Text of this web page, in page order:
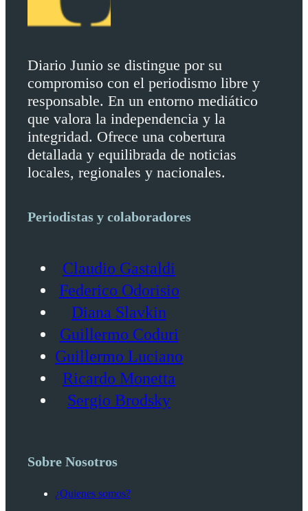
Diario Junio se distingue por su
compromiso con el periodismo libre y
responsable. En un entorno mediático
que valora la independencia y la
integridad. Ofrece una cobertura
detallada y equilibrada de noticias
locales, regionales y nacionales.
Periodistas y colaboradores
Claudio Gastaldi
Federico Odorisio
Diana Slavkin
Guillermo Coduri
Guillermo Luciano
Ricardo Monetta
Sergio Brodsky
Sobre Nosotros
¿Quienes somos?